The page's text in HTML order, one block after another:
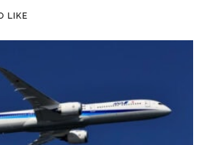
LIKE